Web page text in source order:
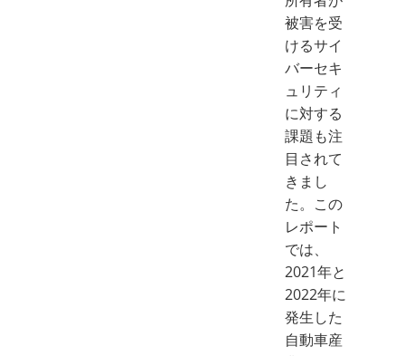
被害を受
けるサイ
バーセキ
ュリティ
に対する
課題も注
目されて
きまし
た。この
レポート
では、
2021年と
2022年に
発生した
自動車産